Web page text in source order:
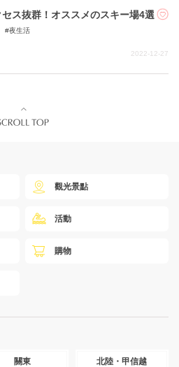
セス抜群！オススメのスキー場4選
夜生活
2022-12-27
觀光景點
活動
購物
關東 北陸・甲信越